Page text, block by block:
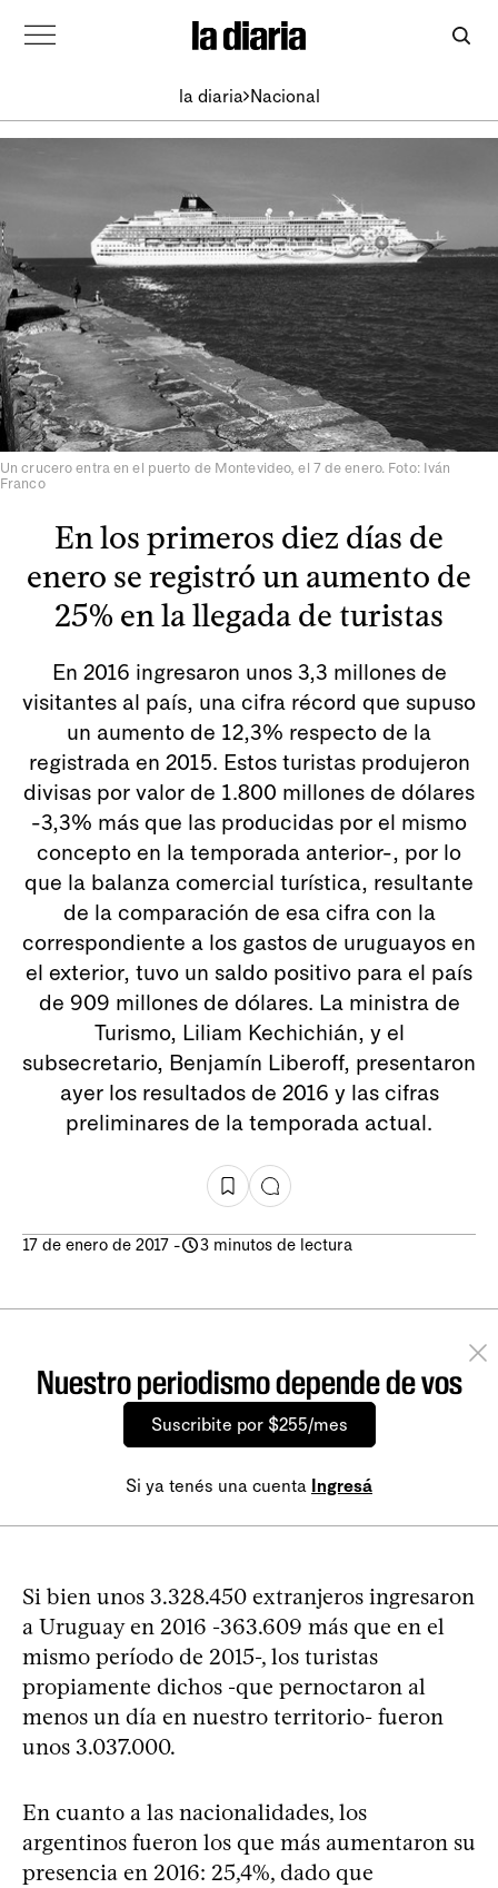
la diaria Nacional
Un crucero entra en el puerto de Montevideo, el 7 de enero. Foto: Iván
Franco
En los primeros diez días de
enero se registró un aumento de
25% en la llegada de turistas
En 2016 ingresaron unos 3,3 millones de
visitantes al país, una cifra récord que supuso
un aumento de 12,3% respecto de la
registrada en 2015. Estos turistas produjeron
divisas por valor de 1.800 millones de dólares
-3,3% más que las producidas por el mismo
concepto en la temporada anterior-, por lo
que la balanza comercial turística, resultante
de la comparación de esa cifra con la
correspondiente a los gastos de uruguayos en
el exterior, tuvo un saldo positivo para el país
de 909 millones de dólares. La ministra de
Turismo, Liliam Kechichián, y el
subsecretario, Benjamín Liberoff, presentaron
ayer los resultados de 2016 y las cifras
preliminares de la temporada actual.
17 de enero de 2017 - 3 minutos de lectura
Nuestro periodismo depende de vos
Suscribite por $255/mes
Si ya tenés una cuenta Ingresá
Si bien unos 3.328.450 extranjeros ingresaron
a Uruguay en 2016 -363.609 más que en el
mismo período de 2015-, los turistas
propiamente dichos -que pernoctaron al
menos un día en nuestro territorio- fueron
unos 3.037.000.
En cuanto a las nacionalidades, los
argentinos fueron los que más aumentaron su
presencia en 2016: 25,4%, dado que